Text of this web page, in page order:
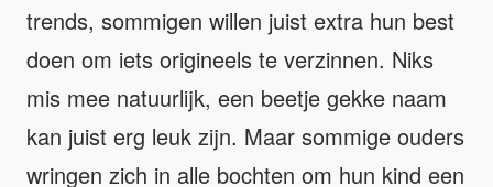
trends, sommigen willen juist extra hun best
doen om iets origineels te verzinnen. Niks
mis mee natuurlijk, een beetje gekke naam
kan juist erg leuk zijn. Maar sommige ouders
wringen zich in alle bochten om hun kind een